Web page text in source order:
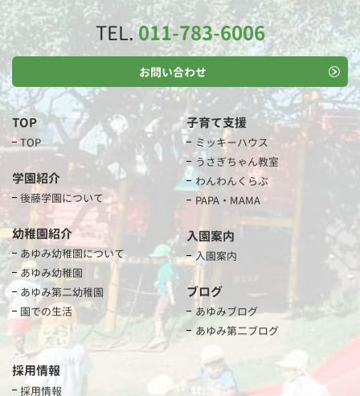
TEL.011-783-6006
お問い合わせ
TOP
TOP
学園紹介
後藤学園について
幼稚園紹介
あゆみ幼稚園について
あゆみ幼稚園
あゆみ第二幼稚園
園での生活
子育て支援
ミッキーハウス
うさぎちゃん教室
わんわんくらぶ
PAPA・MAMA
入園案内
入園案内
ブログ
あゆみブログ
あゆみ第二ブログ
採用情報
採用情報